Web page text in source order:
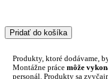
Pridať do košíka
Produkty, ktoré dodávame,
Montážne práce môže
personál. Produkty sa